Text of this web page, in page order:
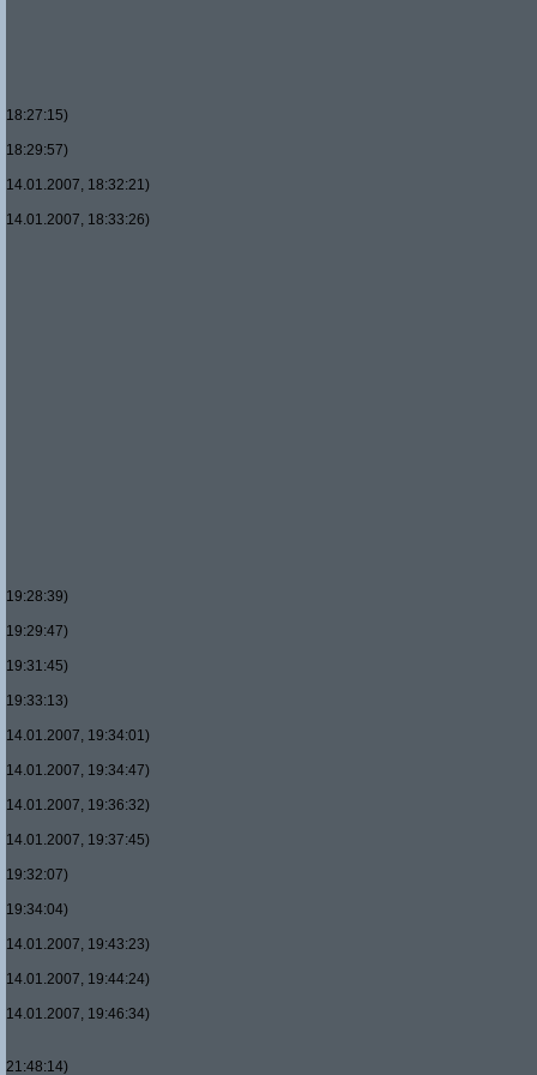
18:27:15)
18:29:57)
14.01.2007, 18:32:21)
14.01.2007, 18:33:26)
19:28:39)
19:29:47)
19:31:45)
19:33:13)
14.01.2007, 19:34:01)
14.01.2007, 19:34:47)
14.01.2007, 19:36:32)
14.01.2007, 19:37:45)
19:32:07)
19:34:04)
14.01.2007, 19:43:23)
14.01.2007, 19:44:24)
14.01.2007, 19:46:34)
21:48:14)